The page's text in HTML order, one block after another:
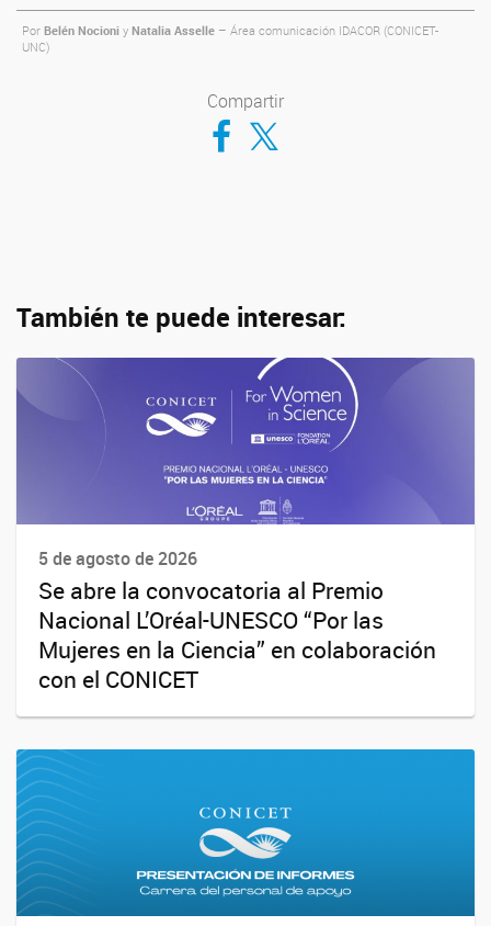
Por Belén Nocioni y Natalia Asselle – Área comunicación IDACOR (CONICET-
UNC)
Compartir
Compartir en Facebook
Compartir en Twitter
También te puede interesar:
5 de agosto de 2026
Se abre la convocatoria al Premio
Nacional L’Oréal-UNESCO “Por las
Mujeres en la Ciencia” en colaboración
con el CONICET